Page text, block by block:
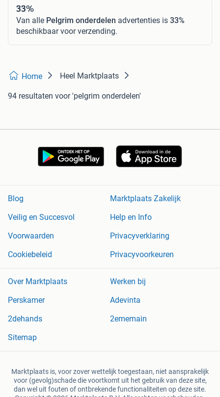
33%
Van alle Pelgrim onderdelen advertenties is 33%
beschikbaar voor verzending.
Home Heel Marktplaats
94 resultaten voor 'pelgrim onderdelen'
Blog
Marktplaats Zakelijk
Veilig en Succesvol
Help en Info
Voorwaarden
Privacyverklaring
Cookiebeleid
Privacyvoorkeuren
Over Marktplaats
Werken bij
Perskamer
Adevinta
2dehands
2ememain
Sitemap
Marktplaats is, voor zover wettelijk toegestaan, niet aansprakelijk
voor (gevolg)schade die voortkomt uit het gebruik van deze site,
dan wel uit fouten of ontbrekende functionaliteiten op deze site.